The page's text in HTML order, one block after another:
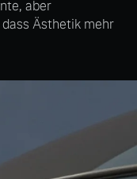
aber
Ästhetik mehr